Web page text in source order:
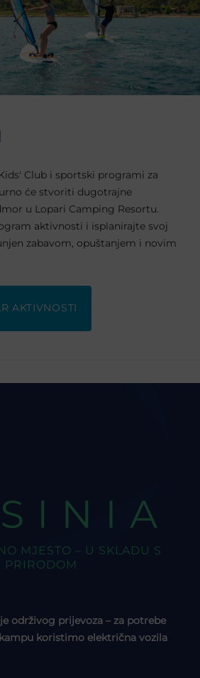
Club i sportski programi za
će stvoriti dugotrajne
u Lopari Camping Resortu.
aktivnosti i isplanirajte svoj
zabavom, opuštanjem i novim
AKTIVNOSTI
MJESTO – U SKLADU S
PRIRODOM
održivog prijevoza – za potrebe
koristimo električna vozila